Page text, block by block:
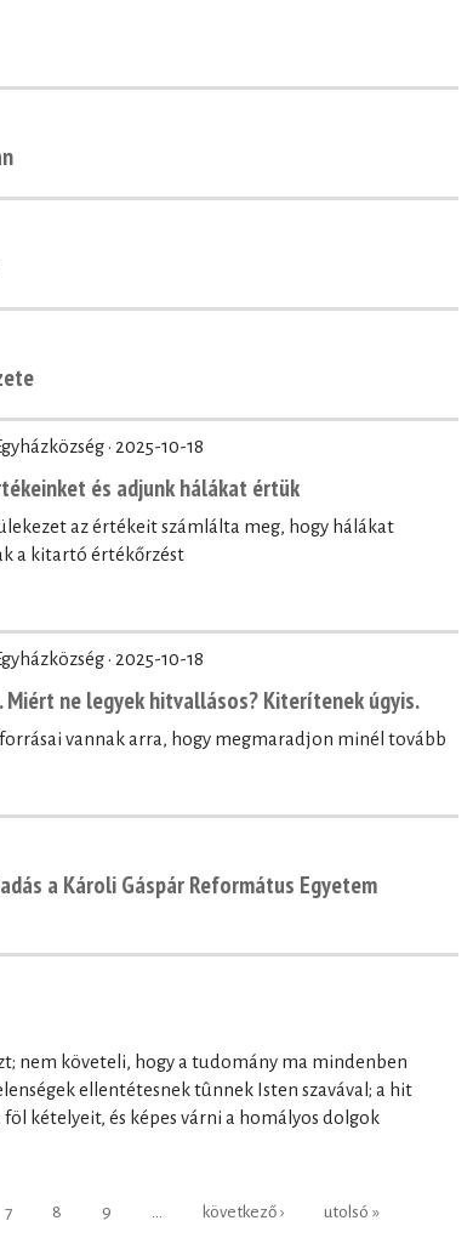
· 2025-10-18
és adjunk hálákat értük
az értékeit számlálta meg, hogy hálákat
a kitartó értékőrzést
· 2025-10-18
ne legyek hitvallásos? Kiterítenek úgyis.
vannak arra, hogy megmaradjon minél tovább
a Károli Gáspár Református Egyetem
nem követeli, hogy a tudomány ma mindenben
ellentétesnek tûnnek Isten szavával; a hit
kételyeit, és képes várni a homályos dolgok
7 8 9 következő › utolsó »